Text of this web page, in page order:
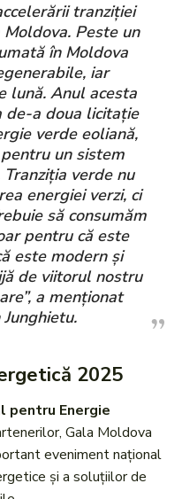
tranziției
Peste un
în Moldova
iar
lună. Anul acesta
de-a doua licitație
verde eoliană,
un sistem
verde nu
energiei verzi, ci
să consumăm
pentru că este
este modern și
de viitorul nostru
a menționat
2025
pentru Energie
Gala Moldova
eveniment național
și a soluțiilor de